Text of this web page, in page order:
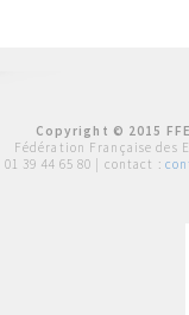
Copyright © 2015
Fédération Française des
01 39 44 65 80 | contact :